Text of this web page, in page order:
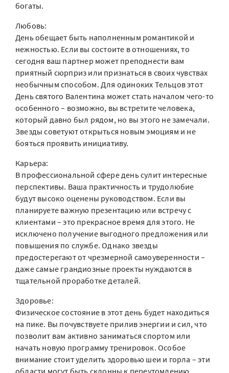
богаты.
Любовь:
День обещает быть наполненным романтикой и
нежностью. Если вы состоите в отношениях, то
сегодня ваш партнер может преподнести вам
приятный сюрприз или признаться в своих чувствах
необычным способом. Для одиноких Тельцов этот
День святого Валентина может стать началом чего-то
особенного – возможно, вы встретите человека,
который давно был рядом, но вы этого не замечали.
Звезды советуют открыться новым эмоциям и не
бояться проявить инициативу.
Карьера:
В профессиональной сфере день сулит интересные
перспективы. Ваша практичность и трудолюбие
будут высоко оценены руководством. Если вы
планируете важную презентацию или встречу с
клиентами – это прекрасное время для этого. Не
исключено получение выгодного предложения или
повышения по службе. Однако звезды
предостерегают от чрезмерной самоуверенности –
даже самые грандиозные проекты нуждаются в
тщательной проработке деталей.
Здоровье:
Физическое состояние в этот день будет находиться
на пике. Вы почувствуете прилив энергии и сил, что
позволит вам активно заниматься спортом или
начать новую программу тренировок. Особое
внимание стоит уделить здоровью шеи и горла – эти
области могут быть склонны к переутомлению.